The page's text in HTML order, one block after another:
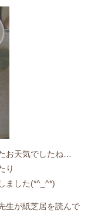
お天気でしたね…
り
ました(*^_^*)
生が紙芝居を読んで